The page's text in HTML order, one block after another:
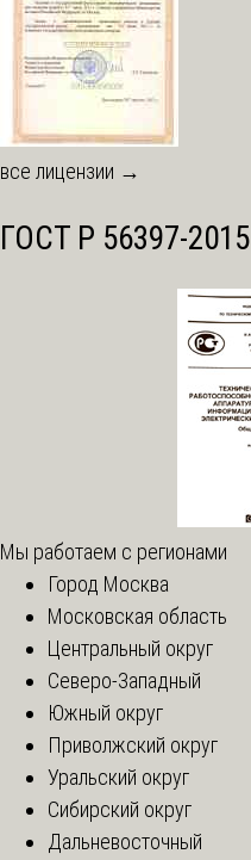
все лицензии →
ГОСТ Р 56397-2015
Мы работаем с регионами
Город Москва
Московская область
Центральный округ
Северо-Западный
Южный округ
Приволжский округ
Уральский округ
Сибирский округ
Дальневосточный